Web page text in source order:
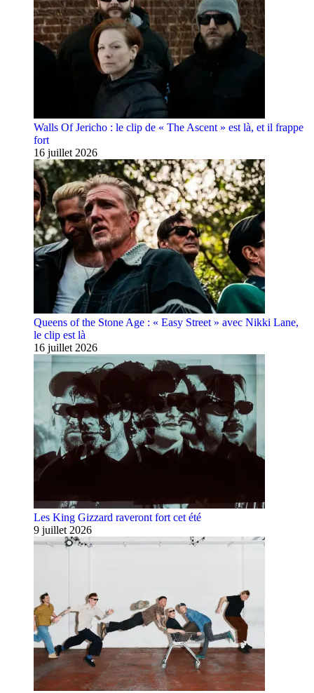
Walls Of Jericho : le clip de « The Ascent » est là, et il frappe
fort
16 juillet 2026
Queens of the Stone Age : « Easy Street » avec Nikki Lane,
le clip est là
16 juillet 2026
Les King Gizzard raveront fort cet été
9 juillet 2026